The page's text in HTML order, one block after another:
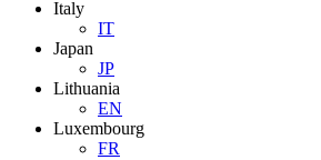
Italy
IT
Japan
JP
Lithuania
EN
Luxembourg
FR